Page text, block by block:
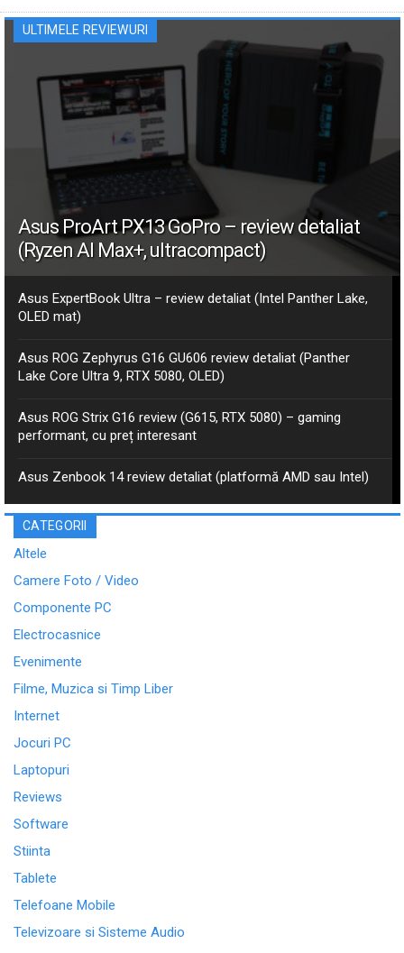
ULTIMELE REVIEWURI
Asus ProArt PX13 GoPro – review detaliat
(Ryzen AI Max+, ultracompact)
Asus ExpertBook Ultra – review detaliat (Intel Panther Lake,
OLED mat)
Asus ROG Zephyrus G16 GU606 review detaliat (Panther
Lake Core Ultra 9, RTX 5080, OLED)
Asus ROG Strix G16 review (G615, RTX 5080) – gaming
performant, cu preț interesant
Asus Zenbook 14 review detaliat (platformă AMD sau Intel)
CATEGORII
Altele
Camere Foto / Video
Componente PC
Electrocasnice
Evenimente
Filme, Muzica si Timp Liber
Internet
Jocuri PC
Laptopuri
Reviews
Software
Stiinta
Tablete
Telefoane Mobile
Televizoare si Sisteme Audio